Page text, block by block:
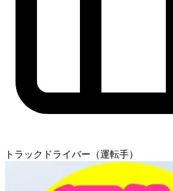
トラックドライバー（運転手）